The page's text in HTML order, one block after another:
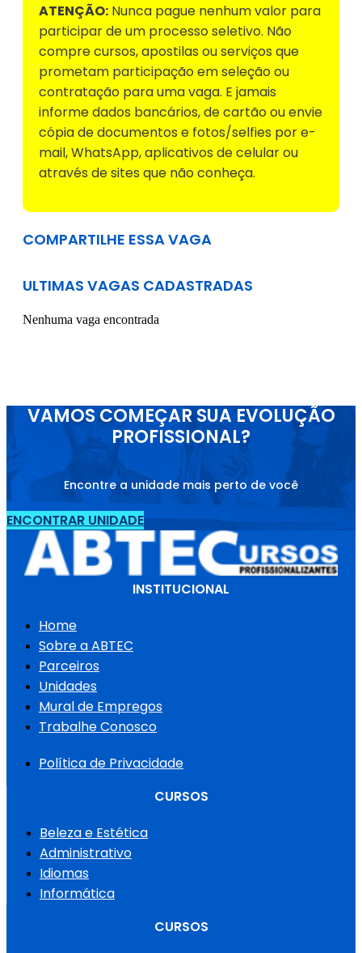
ATENÇÃO: Nunca pague nenhum valor para
participar de um processo seletivo. Não
compre cursos, apostilas ou serviços que
prometam participação em seleção ou
contratação para uma vaga. E jamais
informe dados bancários, de cartão ou envie
cópia de documentos e fotos/selfies por e-
mail, WhatsApp, aplicativos de celular ou
através de sites que não conheça.
COMPARTILHE ESSA VAGA
ULTIMAS VAGAS CADASTRADAS
Nenhuma vaga encontrada
VAMOS COMEÇAR SUA EVOLUÇÃO
PROFISSIONAL?
Encontre a unidade mais perto de você
ENCONTRAR UNIDADE
INSTITUCIONAL
Home
Sobre a ABTEC
Parceiros
Unidades
Mural de Empregos
Trabalhe Conosco
Política de Privacidade
CURSOS
Beleza e Estética
Administrativo
Idiomas
Informática
CURSOS